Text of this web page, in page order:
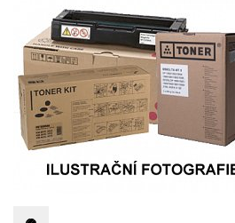
Papíry a fólie
Filamenty 3DW
Pásky
Samolepící štítky
Čisticí prostředky
Textilní stuhy
Kazety pro reg. pokladny a
Ostatní